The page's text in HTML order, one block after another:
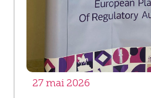
27 mai 2026